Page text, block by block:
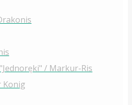
/ Markur-Ris
Konig